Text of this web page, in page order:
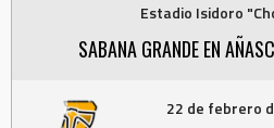
Estadio Isidoro
SABANA GRANDE EN
22 de febrero